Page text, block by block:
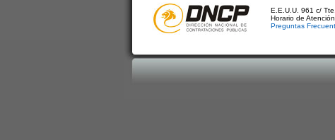
E.E.U.U. 961 c/
Horario de
Preguntas